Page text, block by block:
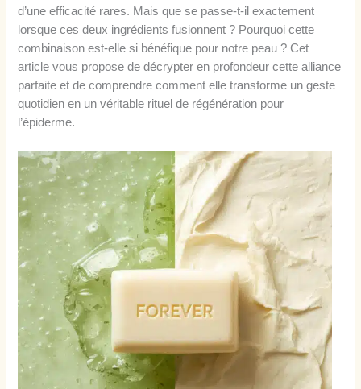
d’une efficacité rares. Mais que se passe-t-il exactement
lorsque ces deux ingrédients fusionnent ? Pourquoi cette
combinaison est-elle si bénéfique pour notre peau ? Cet
article vous propose de décrypter en profondeur cette alliance
parfaite et de comprendre comment elle transforme un geste
quotidien en un véritable rituel de régénération pour
l’épiderme.